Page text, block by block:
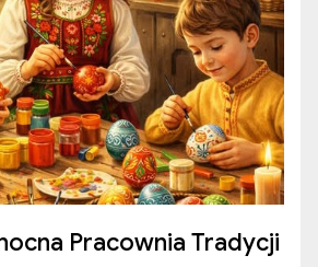
Pracownia Tradycji